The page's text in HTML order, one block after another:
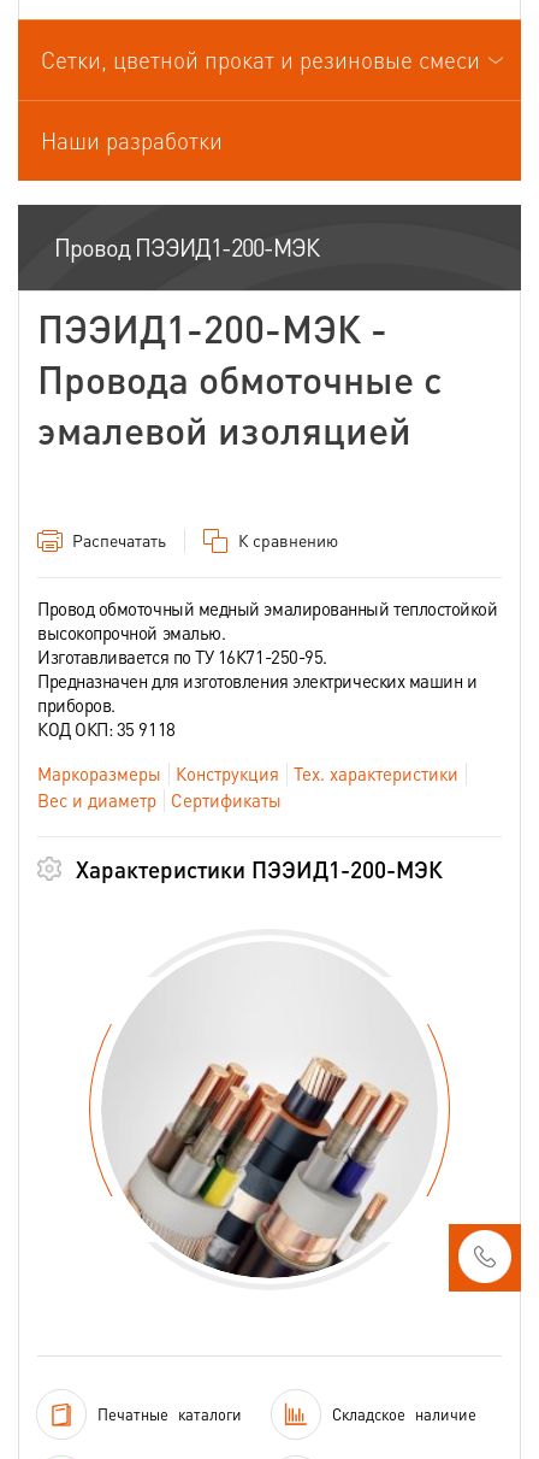
Провода связи
Провода спец.назначения
Шнуры шахтные
Сетки, цветной прокат и резиновые смеси
Наши разработки
Провод ПЭЭИД1-200-МЭК
ПЭЭИД1-200-МЭК -
Провода обмоточные с
эмалевой изоляцией
Распечатать К сравнению
Провод обмоточный медный эмалированный теплостойкой
высокопрочной эмалью.
Изготавливается по ТУ 16К71-250-95.
Предназначен для изготовления электрических машин и
приборов.
КОД ОКП: 35 9118
Маркоразмеры
Конструкция
Тех. характеристики
Вес и диаметр
Сертификаты
Характеристики ПЭЭИД1-200-МЭК
Печатные каталоги Складское наличие